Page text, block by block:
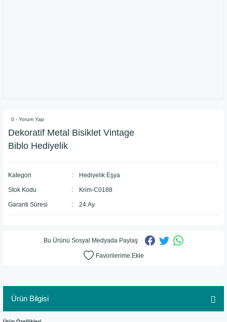
0 - Yorum Yap
Dekoratif Metal Bisiklet Vintage
Biblo Hediyelik
Kategori Hediyelik Eşya
Stok Kodu Knm-C0188
Garanti Süresi 24 Ay
Bu Ürünü Sosyal Medyada Paylaş
Ürün Bilgisi